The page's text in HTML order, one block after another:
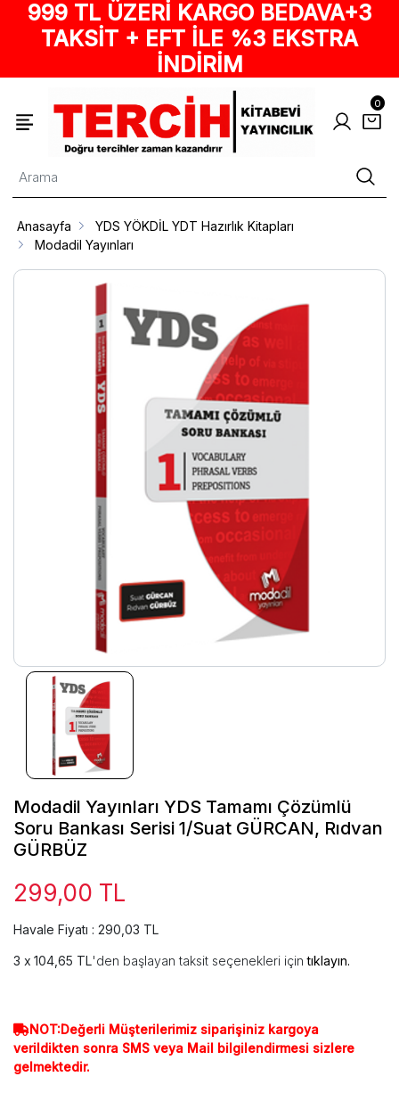
999 TL ÜZERİ KARGO BEDAVA+3
TAKSİT + EFT İLE %3 EKSTRA
İNDİRİM
0
Anasayfa
YDS YÖKDİL YDT Hazırlık Kitapları
Modadil Yayınları
Modadil Yayınları YDS Tamamı Çözümlü
Soru Bankası Serisi 1/Suat GÜRCAN, Rıdvan
GÜRBÜZ
299,00 TL
Havale Fiyatı : 290,03 TL
104,65 TL'den başlayan taksit seçenekleri içintıklayın.
NOT:Değerli Müşterilerimiz siparişiniz kargoya
verildikten sonra SMS veya Mail bilgilendirmesi sizlere
gelmektedir.